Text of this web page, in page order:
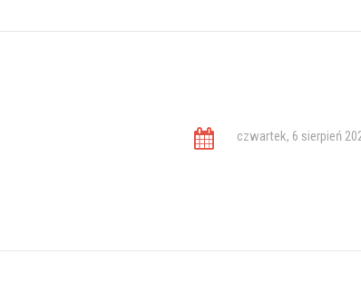
czwartek, 6 sierpień